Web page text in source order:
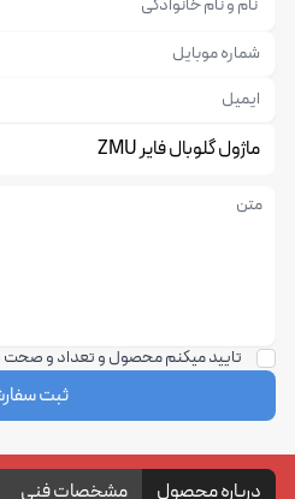
ماژول گلوبال فایر ZMU
تایید میکنم محصول و تعداد و
ثبت
درباره محصول مشخصات فنی